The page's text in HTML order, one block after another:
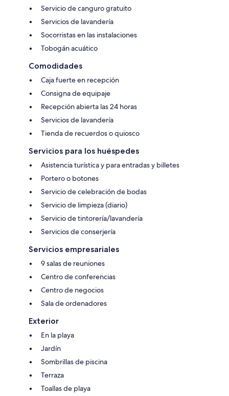
Servicio de canguro gratuito
Servicios de lavandería
Socorristas en las instalaciones
Tobogán acuático
Comodidades
Caja fuerte en recepción
Consigna de equipaje
Recepción abierta las 24 horas
Servicios de lavandería
Tienda de recuerdos o quiosco
Servicios para los huéspedes
Asistencia turística y para entradas y billetes
Portero o botones
Servicio de celebración de bodas
Servicio de limpieza (diario)
Servicio de tintorería/lavandería
Servicios de conserjería
Servicios empresariales
9 salas de reuniones
Centro de conferencias
Centro de negocios
Sala de ordenadores
Exterior
En la playa
Jardín
Sombrillas de piscina
Terraza
Toallas de playa